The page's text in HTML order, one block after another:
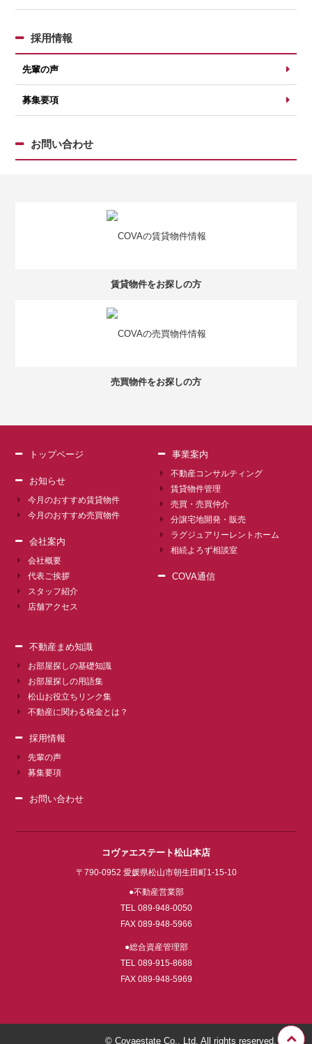
採用情報
先輩の声
募集要項
お問い合わせ
賃貸物件をお探しの方
売買物件をお探しの方
トップページ
お知らせ
今月のおすすめ賃貸物件
今月のおすすめ売買物件
会社案内
会社概要
代表ご挨拶
スタッフ紹介
店舗アクセス
事業案内
不動産コンサルティング
賃貸物件管理
売買・売買仲介
分譲宅地開発・販売
ラグジュアリーレントホーム
相続よろず相談室
COVA通信
不動産まめ知識
お部屋探しの基礎知識
お部屋探しの用語集
松山お役立ちリンク集
不動産に関わる税金とは？
採用情報
先輩の声
募集要項
お問い合わせ
コヴァエステート松山本店
〒790-0952 愛媛県松山市朝生田町1-15-10
不動産営業部
TEL 089-948-0050
FAX 089-948-5966
総合資産管理部
TEL 089-915-8688
FAX 089-948-5969
© Covaestate Co., Ltd. All rights reserved.